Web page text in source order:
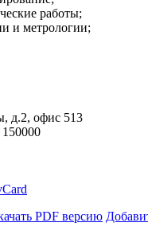
работы;
и метрологии;
д.2, офис 513
150000
PDF версию